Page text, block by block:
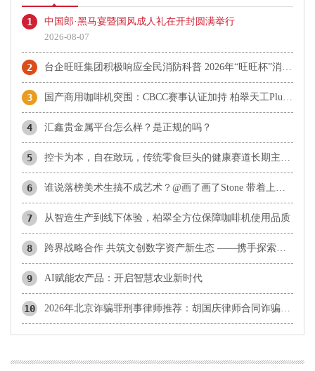
1
中国郎·黑马宴暨国风成人礼在开封圆满举行
2026-08-07
2 台企旺旺集团积极响应全民消防科普 2026年“旺旺杯”消防主题运动会圆满落幕
3 国产商用咖啡机突围：CBCC赛事认证加持 柏翠天工Plus成咖啡机推荐热门
4 汇鑫贵金属平台怎么样？是正规的吗？
5 控卡为本，自在敢玩，传统零食巨头的健康赛道长期主义实践
6 谁说落榜美术生搞不成艺术？@画了画了Stone 带着上百张“神作”，约你北京见！
7 从智造生产到线下体验，柏翠全方位保障咖啡机使用品质
8 ​跨界战略合作 共筑文创数字资产新生态 ——携手探索文化数字化战略落地新范式
9 AI赋能农产品：开启智慧农业新时代
10 2026年北京诈骗罪刑事律师推荐：胡国庆律师合同诈骗与诈骗罪辩护方向分析